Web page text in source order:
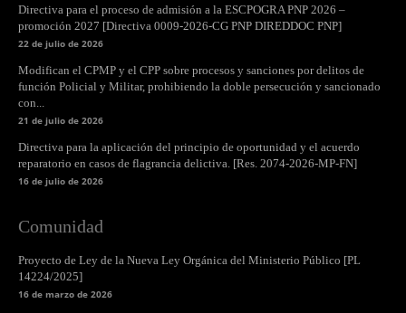
Directiva para el proceso de admisión a la ESCPOGRA PNP 2026 –
promoción 2027 [Directiva 0009-2026-CG PNP DIREDDOC PNP]
22 de julio de 2026
Modifican el CPMP y el CPP sobre procesos y sanciones por delitos de
función Policial y Militar, prohibiendo la doble persecución y sancionado
con...
21 de julio de 2026
Directiva para la aplicación del principio de oportunidad y el acuerdo
reparatorio en casos de flagrancia delictiva. [Res. 2074-2026-MP-FN]
16 de julio de 2026
Comunidad
Proyecto de Ley de la Nueva Ley Orgánica del Ministerio Público [PL
14224/2025]
16 de marzo de 2026